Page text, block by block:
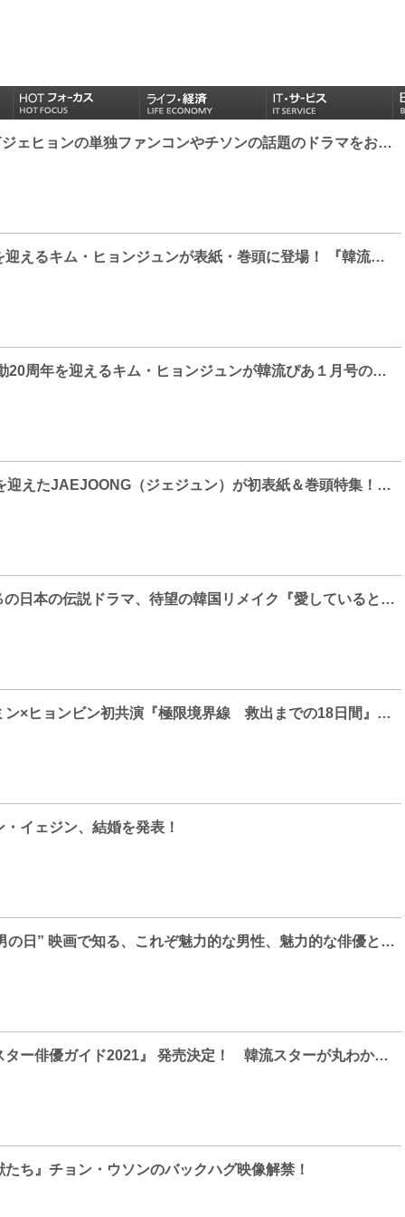
KNTV 2月はNCTジェヒョンの単独ファンコンやチソンの話題のドラマをお届け！
芸能活動２０年を迎えるキム・ヒョンジュンが表紙・巻頭に登場！ 『韓流ぴあ』 2025年1月号が発売！
2025年に芸能活動20周年を迎えるキム・ヒョンジュンが韓流ぴあ１月号の表紙＆巻頭を飾る
デビュー20周年を迎えたJAEJOONG（ジェジュン）が初表紙＆巻頭特集！『#韓流ぴあ 』11月号、好評発売中
最高視聴率28.1％の日本の伝説ドラマ、待望の韓国リメイク『愛していると言ってくれ』チョン・ウソン×シン・ヒョンビンの日本独占インタビュー到着！
ファン・ジョンミン×ヒョンビン初共演『極限境界線 救出までの18日間』公開決定＆ポスター解禁！
イェジン、結婚を発表！
11月5日は“いい男の日” 映画で知る、これぞ魅力的な男性、魅力的な俳優とは！？ 「魅力的な男性が出演している映画」のアンケート結果を発表！！
『韓国ドラマ＆スター俳優ガイド2021』 発売決定！ 韓流スターが丸わかり！ 誌面カットを大公開！
ち』チョン・ウソンのバックハグ映像解禁！